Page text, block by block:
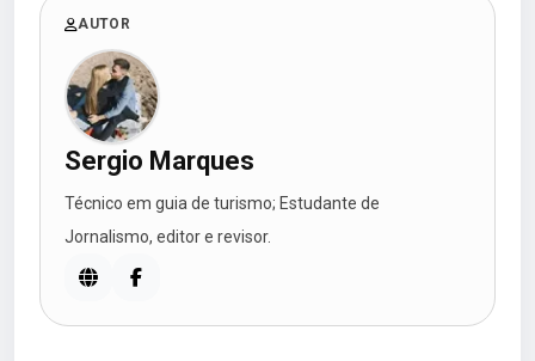
AUTOR
Sergio Marques
Técnico em guia de turismo; Estudante de
Jornalismo, editor e revisor.